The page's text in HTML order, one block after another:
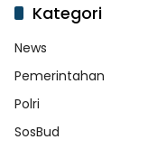
Kategori
News
Pemerintahan
Polri
SosBud